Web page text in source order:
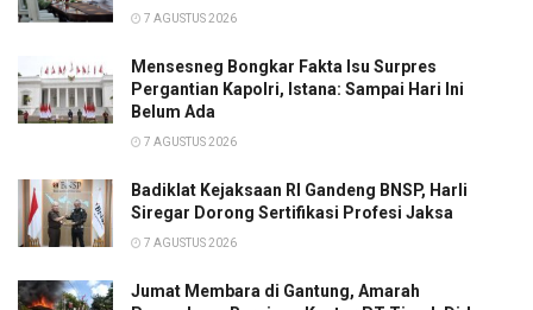
7 AGUSTUS 2026
Mensesneg Bongkar Fakta Isu Surpres
Pergantian Kapolri, Istana: Sampai Hari Ini
Belum Ada
7 AGUSTUS 2026
Badiklat Kejaksaan RI Gandeng BNSP, Harli
Siregar Dorong Sertifikasi Profesi Jaksa
7 AGUSTUS 2026
Jumat Membara di Gantung, Amarah